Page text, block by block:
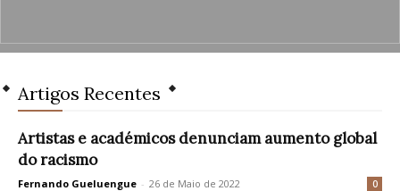
Artigos Recentes
Artistas e académicos denunciam aumento global
do racismo
Fernando Gueluengue - 26 de Maio de 2022 0